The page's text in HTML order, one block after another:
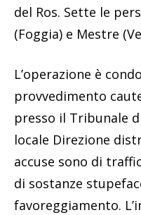
del Ros. Sette le
(Foggia) e Mestre
L’operazione è
provvedimento
presso il Tribunale
locale Direzione
accuse sono di
di sostanze
favoreggiamento.